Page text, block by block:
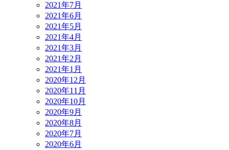
2021年7月
2021年6月
2021年5月
2021年4月
2021年3月
2021年2月
2021年1月
2020年12月
2020年11月
2020年10月
2020年9月
2020年8月
2020年7月
2020年6月